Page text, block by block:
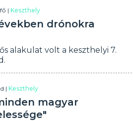
|Keszthely
drónokra
alakulat volt a keszthelyi 7.
|Keszthely
magyar